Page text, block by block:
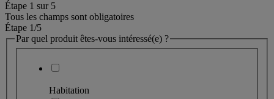
Étape 1 sur 5
Tous les champs sont obligatoires
Étape 1/5
Par quel produit êtes-vous intéressé(e) ?
Habitation